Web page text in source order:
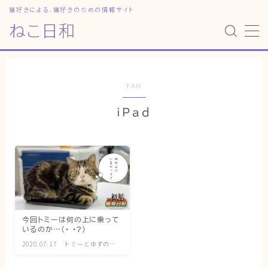
ねこ日和
猫好きによる、猫好きのための情報サイト
MENU
猫暮らしの平均
猫のなぜ？
ゆずとシンバの日常
ねこの部屋
TAG
iPad
今回トミーは何の上に乗って
いるのか…(・_・?)
2020.07.17
トミーとゆずの観